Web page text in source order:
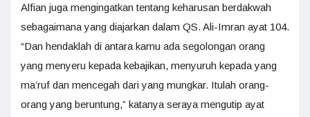
Alfian juga mengingatkan tentang keharusan berdakwah
sebagaimana yang diajarkan dalam QS. Ali-Imran ayat 104.
“Dan hendaklah di antara kamu ada segolongan orang
yang menyeru kepada kebajikan, menyuruh kepada yang
ma’ruf dan mencegah dari yang mungkar. Itulah orang-
orang yang beruntung,” katanya seraya mengutip ayat